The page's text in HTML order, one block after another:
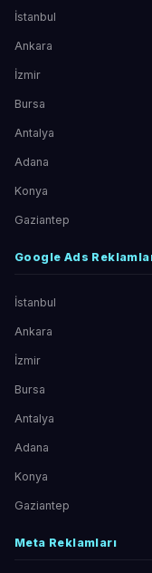
İstanbul
Ankara
İzmir
Bursa
Antalya
Adana
Konya
Gaziantep
Google Ads
İstanbul
Ankara
İzmir
Bursa
Antalya
Adana
Konya
Gaziantep
Meta Reklamları